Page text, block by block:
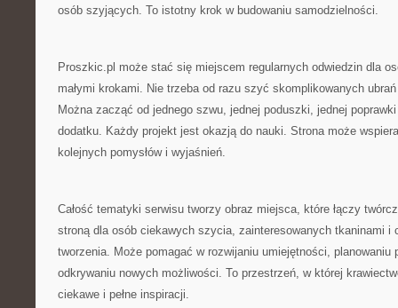
osób szyjących. To istotny krok w budowaniu samodzielności.
Proszkic.pl może stać się miejscem regularnych odwiedzin dla
małymi krokami. Nie trzeba od razu szyć skomplikowanych
Można zacząć od jednego szwu, jednej poduszki, jednej
dodatku. Każdy projekt jest okazją do nauki. Strona może
kolejnych pomysłów i wyjaśnień.
Całość tematyki serwisu tworzy obraz miejsca, które łączy
stroną dla osób ciekawych szycia, zainteresowanych tkaninami i
tworzenia. Może pomagać w rozwijaniu umiejętności, planowaniu
odkrywaniu nowych możliwości. To przestrzeń, w której
ciekawe i pełne inspiracji.